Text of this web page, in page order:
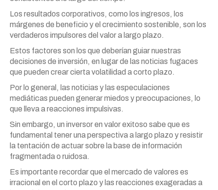
Los resultados corporativos, como los ingresos, los
márgenes de beneficio y el crecimiento sostenible, son los
verdaderos impulsores del valor a largo plazo.
Estos factores son los que deberían guiar nuestras
decisiones de inversión, en lugar de las noticias fugaces
que pueden crear cierta volatilidad a corto plazo.
Por lo general, las noticias y las especulaciones
mediáticas pueden generar miedos y preocupaciones, lo
que lleva a reacciones impulsivas.
Sin embargo, un inversor en valor exitoso sabe que es
fundamental tener una perspectiva a largo plazo y resistir
la tentación de actuar sobre la base de información
fragmentada o ruidosa.
Es importante recordar que el mercado de valores es
irracional en el corto plazo y las reacciones exageradas a